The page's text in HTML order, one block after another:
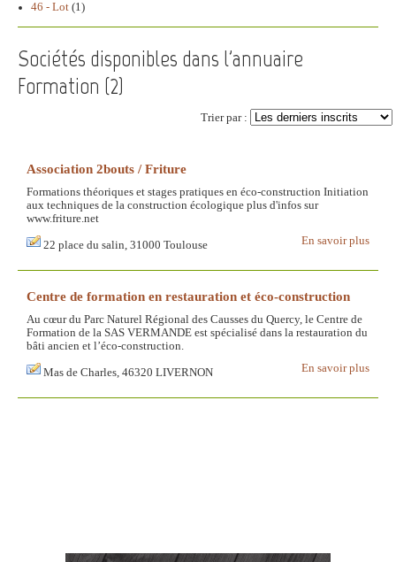
46 - Lot (1)
Sociétés disponibles dans l'annuaire
Formation (2)
Trier par :
Association 2bouts / Friture
Formations théoriques et stages pratiques en éco-construction Initiation
aux techniques de la construction écologique plus d'infos sur
www.friture.net
En savoir plus
22 place du salin, 31000 Toulouse
Centre de formation en restauration et éco-construction
Au cœur du Parc Naturel Régional des Causses du Quercy, le Centre de
Formation de la SAS VERMANDE est spécialisé dans la restauration du
bâti ancien et l’éco-construction.
En savoir plus
Mas de Charles, 46320 LIVERNON